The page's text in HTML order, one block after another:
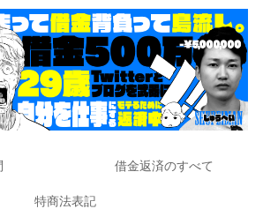
借金返済のすべて
特商法表記